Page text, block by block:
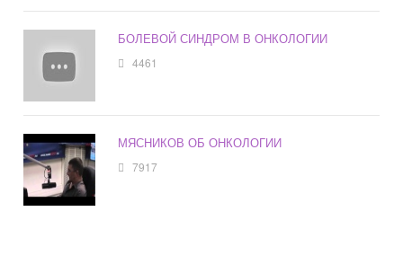
БОЛЕВОЙ СИНДРОМ В ОНКОЛОГИИ
4461
МЯСНИКОВ ОБ ОНКОЛОГИИ
7917